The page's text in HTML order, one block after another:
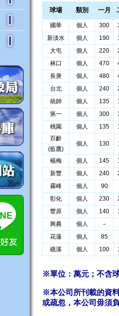
球場 類別 一月
國華 個人 300
新淡水
個人 190
大屯
個人 220
林口
個人 470
長庚
個人 480
台北
個人 240
統帥
個人 135
第一
個人 300
桃園
個人 135
百齡
個人 130
(藍鷹)
楊梅
個人 145
新豐
個人 240
霧峰
個人
90
彰化
個人 230
豐原
個人 140
興農
個人
－
花蓮
個人
85
礁溪
個人 100
※單位：萬元；不含
※本公司所刊載的資
或疏忽，本公司毋須